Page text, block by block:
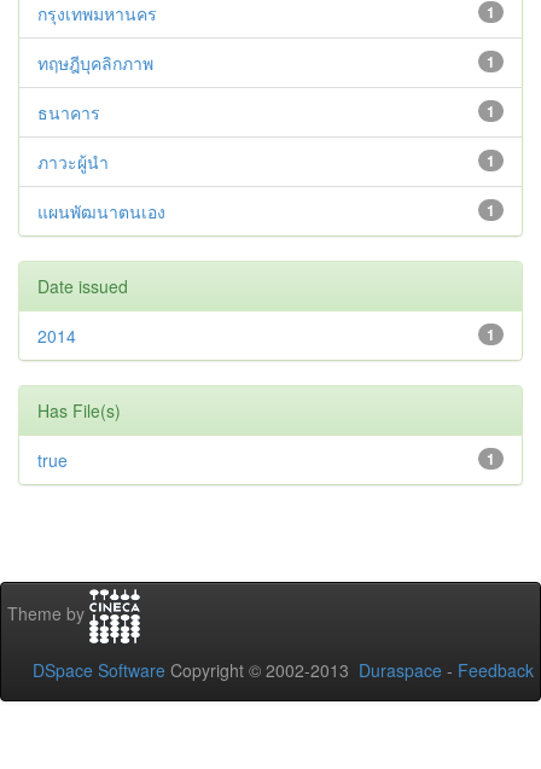
1
กรุงเทพมหานคร
1
ทฤษฎีบุคลิกภาพ
1
ธนาคาร
1
ภาวะผู้นำ
1
แผนพัฒนาตนเอง
Date issued
1
2014
Has File(s)
1
true
Theme by
DSpace Software Copyright © 2002-2013 Duraspace - Feedback